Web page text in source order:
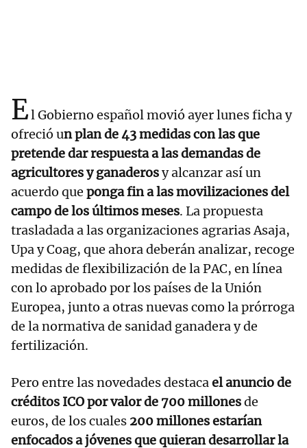
El Gobierno español movió ayer lunes ficha y
ofreció un plan de 43 medidas con las que
pretende dar respuesta a las demandas de
agricultores y ganaderosy alcanzar así un
acuerdo que ponga fin a las movilizaciones del
campo de los últimos meses. La propuesta
trasladada a las organizaciones agrarias Asaja,
Upa y Coag, que ahora deberán analizar, recoge
medidas de flexibilización de la PAC, en línea
con lo aprobado por los países de la Unión
Europea, junto a otras nuevas como la prórroga
de la normativa de sanidad ganadera y de
fertilización.
Pero entre las novedades destacael anuncio de
créditos ICO por valor de 700 millonesde
euros, de los cuales 200 millones estarían
enfocados a jóvenes que quieran desarrollar la